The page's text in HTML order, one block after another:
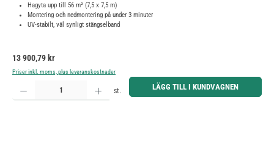
Hagyta upp till 56 m² (7,5 x 7,5 m)
Montering och nedmontering på under 3 minuter
UV-stabilt, väl synligt stängselband
Ordinarie pris:
13 900,79 kr
Priser inkl. moms, plus leveranskostnader
Produktkvantitet: Ange önskat belopp eller använd knapparna för att öka eller minska kvantiteten.
st. LÄGG TILL I KUNDVAGNEN